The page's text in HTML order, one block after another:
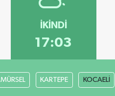
İKINDI
17:03
KARTEPE KOCAELİ